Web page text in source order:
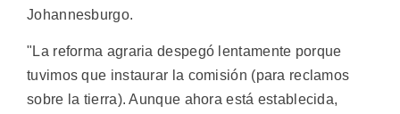
Johannesburgo.
"La reforma agraria despegó lentamente porque
tuvimos que instaurar la comisión (para reclamos
sobre la tierra). Aunque ahora está establecida,